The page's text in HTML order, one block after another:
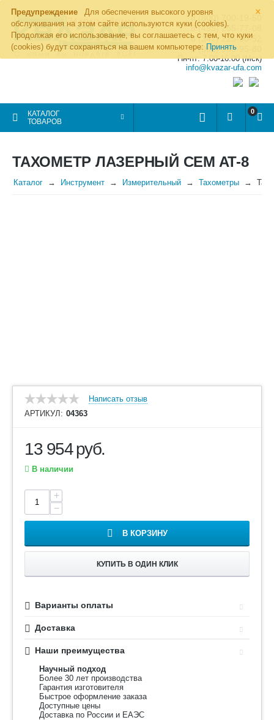
×
Предупреждение
Для обеспечения высокого уровня
обслуживания на этом сайте используются куки (cookies).
Продолжая его использование, вы соглашаетесь с тем, что куки
(cookies) будут сохраняться на вашем компьютере: Принять
8 (800) 700-19-50
8 (495) 255-77-08
8 (347) 225-00-52
8 (986) 963-95-80
Пн-пт: 7.00-16.00 (Мск)
info@kvazar-ufa.com
КАТАЛОГ
ТОВАРОВ
0
ТАХОМЕТР ЛАЗЕРНЫЙ CEM AT-8
Каталог Инструмент Измерительный Тахометры
Написать отзыв
АРТИКУЛ: 04363
13 954руб.
В наличии
+
−
В КОРЗИНУ
КУПИТЬ В ОДИН КЛИК
Варианты оплаты
Доставка
Наши преимущества
Научный подход
Более 30 лет производства
Гарантия изготовителя
Быстрое оформление заказа
Доступные цены
Доставка по России и ЕАЭС